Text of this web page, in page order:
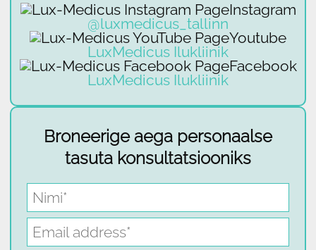
Instagram
@luxmedicus_tallinn
Youtube
LuxMedicus Ilukliinik
Facebook
LuxMedicus Ilukliinik
Broneerige aega personaalse
tasuta konsultatsiooniks